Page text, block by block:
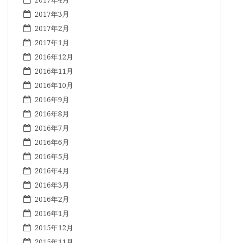
2017年3月
2017年2月
2017年1月
2016年12月
2016年11月
2016年10月
2016年9月
2016年8月
2016年7月
2016年6月
2016年5月
2016年4月
2016年3月
2016年2月
2016年1月
2015年12月